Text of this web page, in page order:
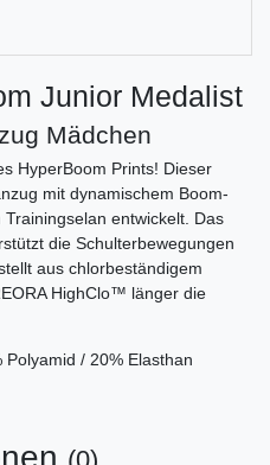
Junior Medalist
Mädchen
HyperBoom Prints! Dieser
mit dynamischem Boom-
entwickelt. Das
die Schulterbewegungen
aus chlorbeständigem
HighClo™ länger die
/ 20% Elasthan